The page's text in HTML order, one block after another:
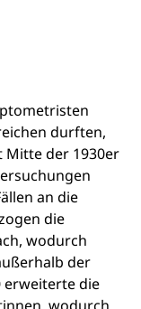
durften,
Mitte der 1930er
an die
die
wodurch
der
erweiterte die